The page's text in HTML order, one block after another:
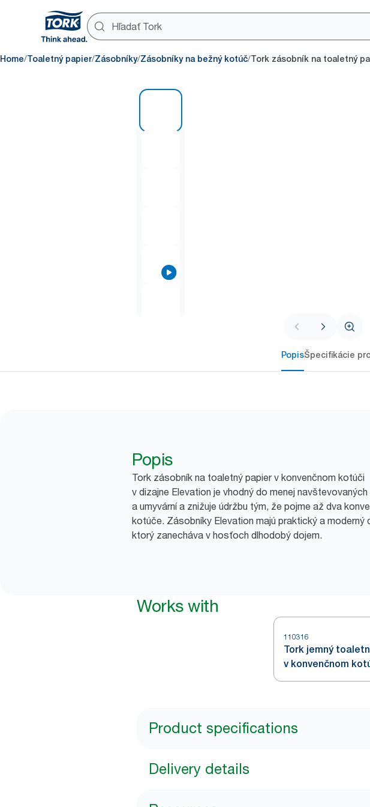
Home/Toaletný papier/Zásobníky/Zásobníky na bežný kotúč/Tork zásobník na toaletný
PopisŠpecifikácie
Popis
Tork zásobník na toaletný papier v konvenčnom kotúči
v dizajne Elevation je vhodný do menej
a umyvární a znižuje údržbu tým, že pojme až dva
kotúče. Zásobníky Elevation majú praktický a moderný
ktorý zanecháva v hosťoch dlhodobý dojem.
Works with
110316
Tork jemný
v konvenčnom
Product specifications
Delivery details